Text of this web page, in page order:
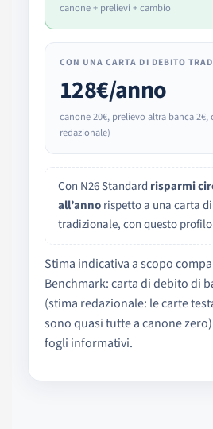
canone + prelievi + cambio
CON UNA CARTA DI DEBITO
128€/anno
canone 20€, prelievo altra banca 2€,
redazionale)
Con N26 Standard risparmi
all’annorispetto a una carta
tradizionale, con questo
Stima indicativa a scopo
Benchmark: carta di debito di
(stima redazionale: le carte
sono quasi tutte a canone
fogli informativi.